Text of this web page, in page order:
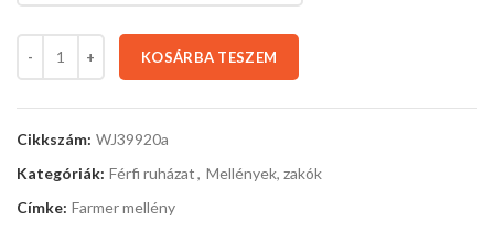
KOSÁRBA TESZEM
Cikkszám: WJ39920a
Kategóriák: Férfi ruházat, Mellények, zakók
Címke: Farmer mellény